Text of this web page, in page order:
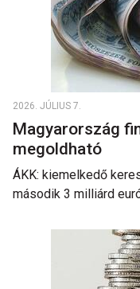
2026. JÚLIUS 7.
Magyarország
megoldható
ÁKK: kiemelkedő
második 3 milliárd